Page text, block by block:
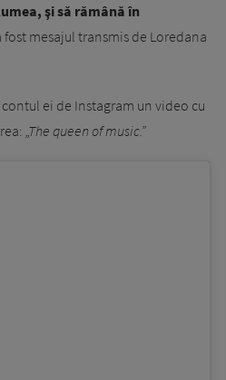
şi să rămână în
fost mesajul transmis de Loredana
ei de Instagram un video cu
„The queen of music.”